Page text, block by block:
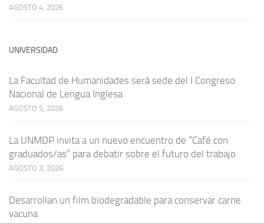
AGOSTO 4, 2026
UNIVERSIDAD
La Facultad de Humanidades será sede del I Congreso
Nacional de Lengua Inglesa
AGOSTO 5, 2026
La UNMDP invita a un nuevo encuentro de “Café con
graduados/as” para debatir sobre el futuro del trabajo
AGOSTO 3, 2026
Desarrollan un film biodegradable para conservar carne
vacuna